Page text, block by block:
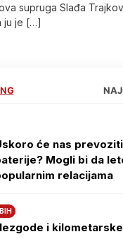
supruga Slađa
ju je […]
će nas
Mogli bi da
relacijama
i